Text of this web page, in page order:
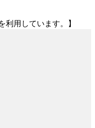
利用しています。】